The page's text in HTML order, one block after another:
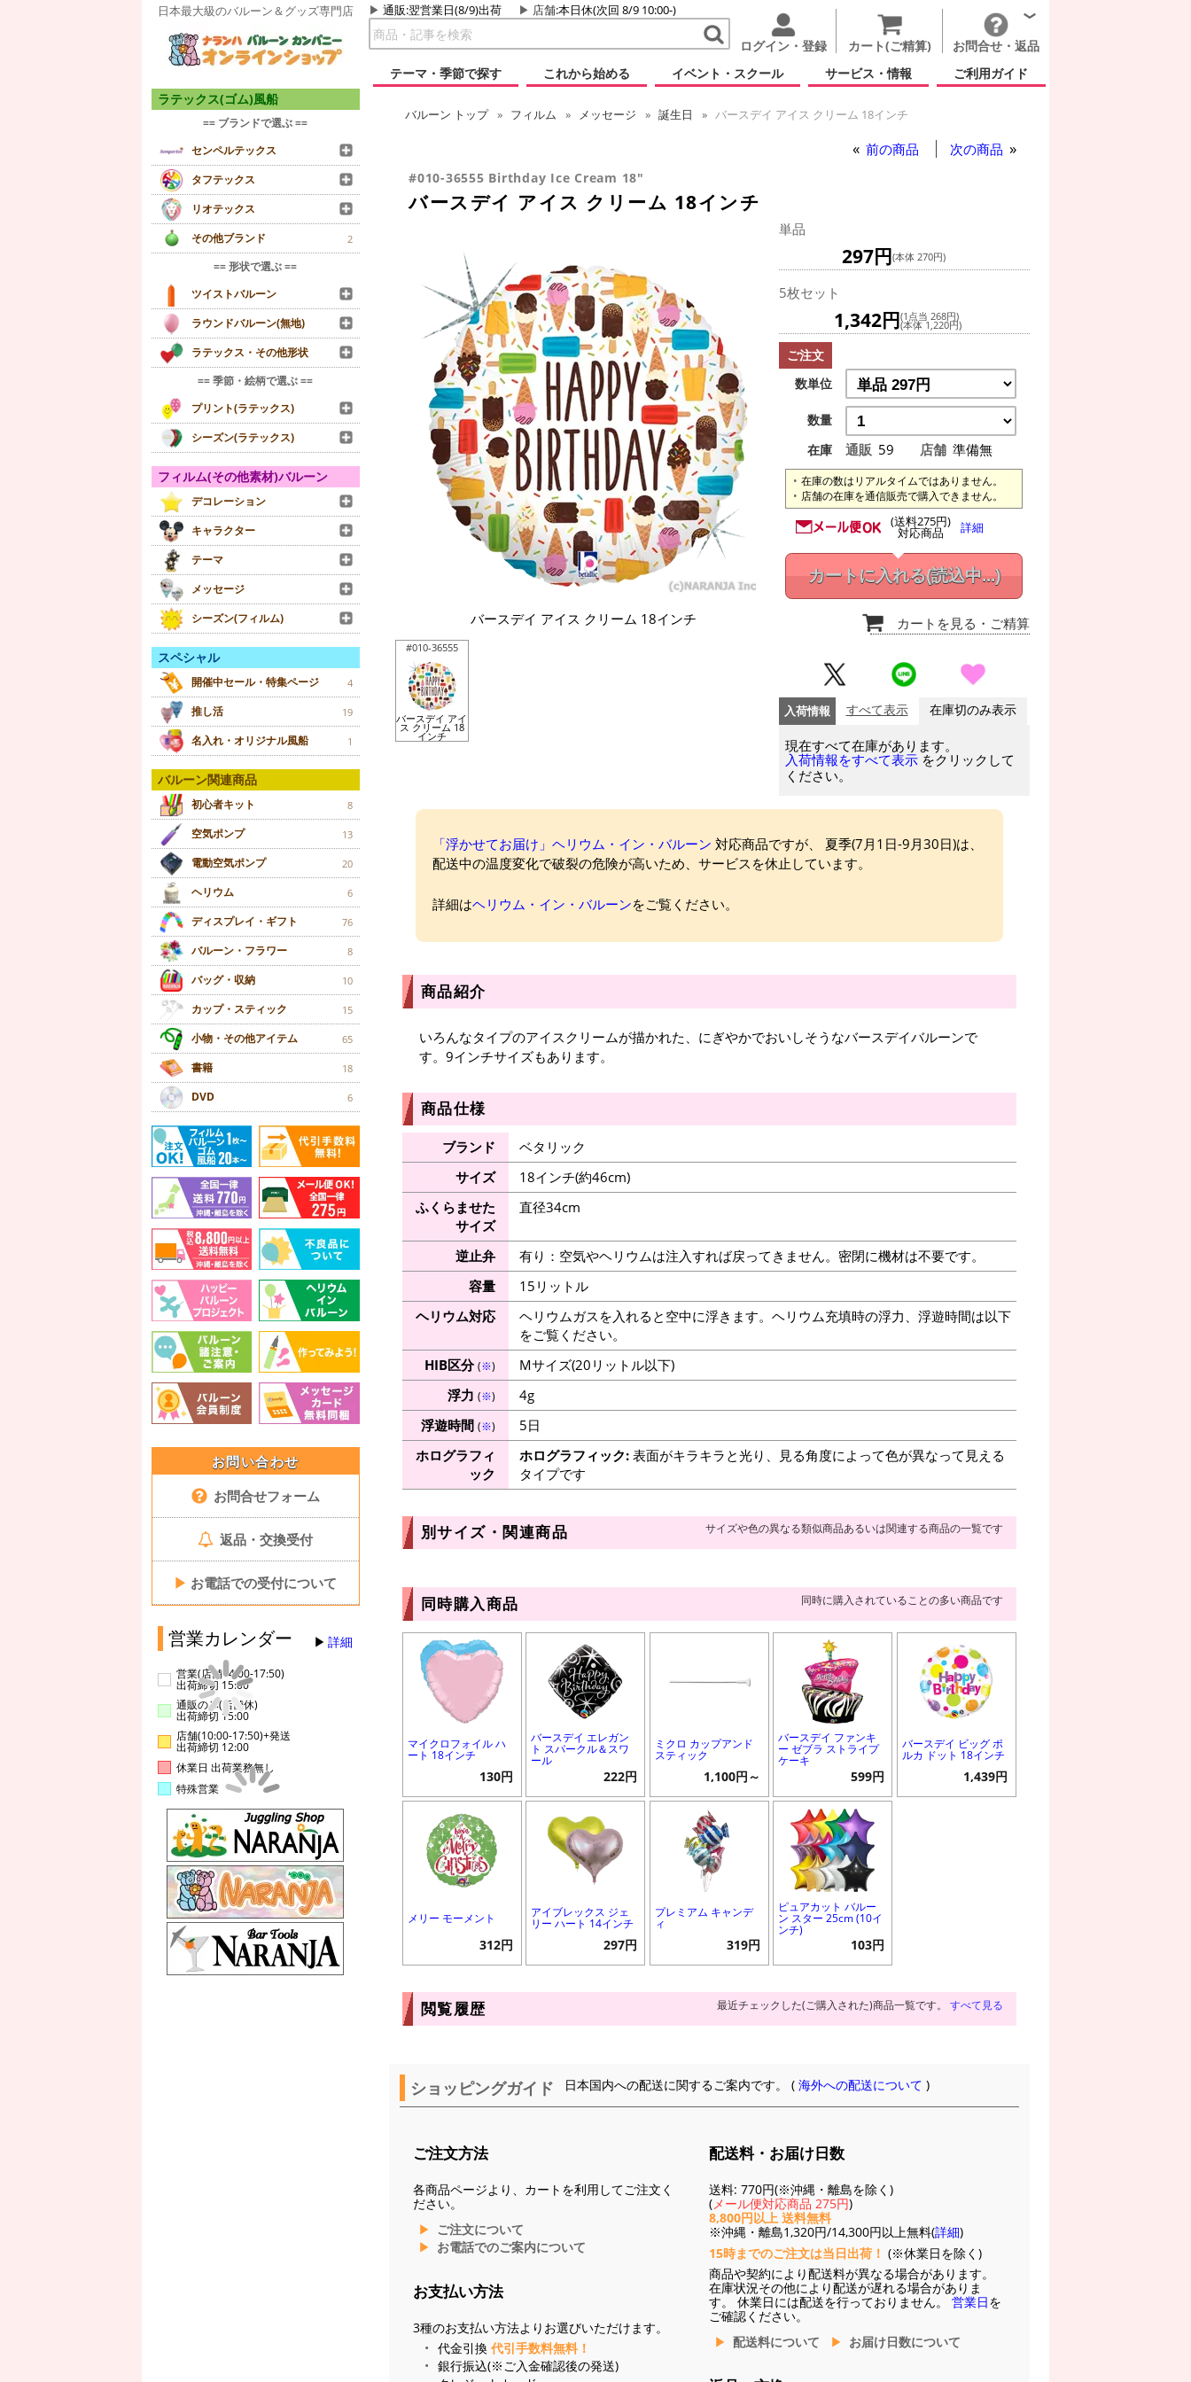
日本最大級のバルーン＆グッズ専門店 通販:翌営業日(8/9)出荷 店舗:本日休(次回 8/9 10:00-)
ログイン・登録 カート(ご精算)
お問合せ・返品
テーマ・季節で探す
これから始める イベント・スクール サービス・情報 ご利用ガイド
ラテックス(ゴム)風船
== ブランドで選ぶ ==
センペルテックス
タフテックス
リオテックス
その他ブランド
2
== 形状で選ぶ ==
ツイストバルーン
ラウンドバルーン(無地)
ラテックス・その他形状
== 季節・絵柄で選ぶ ==
プリント(ラテックス)
シーズン(ラテックス)
フィルム(その他素材)バルーン
デコレーション
キャラクター
テーマ
メッセージ
シーズン(フィルム)
スペシャル
開催中セール・特集ページ 4
推し活 19
名入れ・オリジナル風船 1
バルーン関連商品
初心者キット 8
空気ポンプ 13
電動空気ポンプ 20
ヘリウム 6
ディスプレイ・ギフト 76
バルーン・フラワー 8
バッグ・収納 10
カップ・スティック 15
小物・その他アイテム 65
書籍 18
DVD 6
お問い合わせ
お問合せフォーム
返品・交換受付
▶ お電話での受付について
営業カレンダー 詳細
営業(店舗14:00-17:50)
出荷締切 15:00
通販のみ(店舗休)
出荷締切 15:00
店舗(10:00-17:50)+発送
出荷締切 12:00
休業日 出荷業務無し
特殊営業
バルーン トップ フィルム メッセージ 誕生日 バースデイ アイス クリーム 18インチ
前の商品 次の商品
#010-36555 Birthday Ice Cream 18"
バースデイ アイス クリーム 18インチ
バースデイ アイス クリーム 18インチ
#010-36555
バースデイ アイ
ス クリーム 18
インチ
単品
297円(本体 270円)
5枚セット
1,342円(1点当 268円)
(本体 1,220円)
ご注文
数単位
数量
在庫
通販 59 店舗 準備無
在庫の数はリアルタイムではありません。
店舗の在庫を通信販売で購入できません。
(送料275円)
対応商品 詳細
カートに入れる(読込中...)
カートを見る ・ご精算
入荷情報 すべて表示 在庫切のみ表示
現在すべて在庫があります。
入荷情報をすべて表示 をクリックして
ください。
「浮かせてお届け」ヘリウム・イン・バルーン 対応商品ですが、 夏季(7月1日-9月30日)は、
配送中の温度変化で破裂の危険が高いため、サービスを休止しています。
詳細はヘリウム・イン・バルーンをご覧ください。
商品紹介
いろんなタイプのアイスクリームが描かれた、にぎやかでおいしそうなバースデイバルーンで
す。9インチサイズもあります。
商品仕様
ブランド
ベタリック
サイズ
18インチ(約46cm)
ふくらませた
サイズ
直径34cm
逆止弁
有り：空気やヘリウムは注入すれば戻ってきません。密閉に機材は不要です。
容量
15リットル
ヘリウム対応
ヘリウムガスを入れると空中に浮きます。ヘリウム充填時の浮力、浮遊時間は以下
をご覧ください。
HIB区分(※)
Mサイズ(20リットル以下)
浮力 (※)
4g
浮遊時間 (※)
5日
ホログラフィ
ック
ホログラフィック:表面がキラキラと光り、見る角度によって色が異なって見える
タイプです
別サイズ・関連商品 サイズや色の異なる類似商品あるいは関連する商品の一覧です
同時購入商品 同時に購入されていることの多い商品です
マイクロフォイル ハ
ート 18インチ
130円
バースデイ エレガン
ト スパークル＆スワ
ール
222円
ミクロ カップアンド
スティック
1,100円～
バースデイ ファンキ
ー ゼブラ ストライプ
ケーキ
599円
バースデイ ビッグ ポ
ルカ ドット 18インチ
1,439円
メリー モーメント
312円
アイブレックス ジェ
リー ハート 14インチ
297円
プレミアム キャンデ
ィ
319円
ピュアカット バルー
ン スター 25cm (10イ
ンチ)
103円
閲覧履歴 最近チェックした(ご購入された)商品一覧です。 すべて見る
ショッピングガイド 日本国内への配送に関するご案内です。 (海外への配送について )
ご注文方法
各商品ページより、カートを利用してご注文く
ださい。
ご注文について
お電話でのご案内について
お支払い方法
3種のお支払い方法よりお選びいただけます。
代金引換 代引手数料無料！
銀行振込(※ご入金確認後の発送)
配送料・お届け日数
送料: 770円(※沖縄・離島を除く)
(メール便対応商品 275円)
8,800円以上 送料無料
※沖縄・離島1,320円/14,300円以上無料(詳細)
15時までのご注文は当日出荷！ (※休業日を除く)
商品や契約により配送料が異なる場合があります。
在庫状況その他により配送が遅れる場合がありま
す。 休業日には配送を行っておりません。 営業日を
ご確認ください。
配送料について
お届け日数について